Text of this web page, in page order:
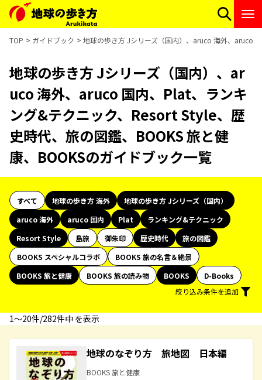
TOP ガイドブック 地球の歩き方 Jシリーズ（国内）、aruco 海外、aruco
地球の歩き方 Jシリーズ（国内）、ar
uco 海外、aruco 国内、Plat、ランキ
ング&テクニック、Resort Style、歴
史時代、旅の図鑑、BOOKS 旅と健
康、BOOKSのガイドブック一覧
すべて 地球の歩き方 海外
地球の歩き方 Jシリーズ（国内）
aruco 海外
aruco 国内 Plat
ランキング&テクニック
Resort Style
島旅 御朱印 歴史時代
旅の図鑑
BOOKS スペシャルコラボ
BOOKS 旅の名言＆絶景
BOOKS 旅と健康
BOOKS 旅の読み物 BOOKS
D-Books
絞り込み条件を追加
1〜20件/282件中 を表示
地球のなぞり方 旅地図 日本編
BOOKS 旅と健康